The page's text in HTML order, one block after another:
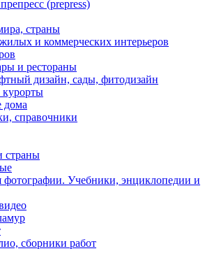
(prepress)
страны
и коммерческих интерьеров
и рестораны
дизайн, сады, фитодизайн
дома
справочники
страны
фотографии. Учебники, энциклопедии и
сборники работ